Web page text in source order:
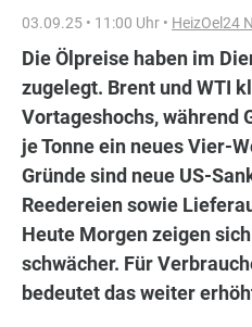
03.09.25 • 11:00 Uhr • HeizOel24
Die Ölpreise haben im
zugelegt. Brent und WTI
Vortageshochs, während
je Tonne ein neues Vier-
Gründe sind neue US-
Reedereien sowie
Heute Morgen zeigen
schwächer. Für
bedeutet das weiter